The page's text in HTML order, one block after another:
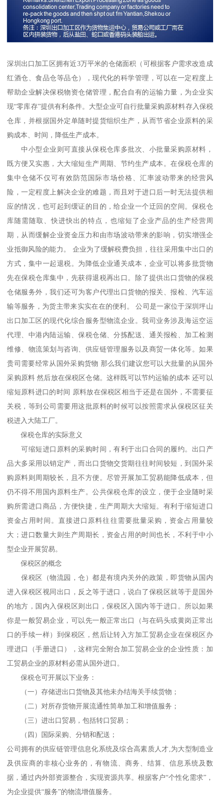
深圳出口加工区拥有近3万平米的仓储面积（可根据客户需求改造成
红酒仓、食品仓等品仓），现代化的科学管理，可以在一定程度上
帮助企业解决保税物资仓储管理，配合自有的运输力量，为企业实
现“零库存”提供有利条件。大型企业可自行批量采购原材料存入保税
仓库，并根据国外定单随时提货组织生产，从而节省企业原料的采
购成本、时间，降低生产成本。
中小型企业则可直接从保税仓库多批次、小批量采购原材料，
既方便又实惠，大大缩短生产周期、节约生产成本。在保税仓库的
集中仓储不仅可有效防范国际市场价格、汇率波动带来的经营风
险，一定程度上解决企业的难题，而且对于进口后一时无法提供相
应的情况，也可起到缓证的目的，给企业一个迂回的空间。保税仓
库随需随取、快进快出的特点，也缩短了企业产品的生产经营周
期，从而缓解企业资金压力和由市场波动带来的影响，切实增强企
业抵御风险的能力。 企业为了缓解税费负担，往往采用集中出口的
方式，集中一起退税。为降低企业通关成本，企业可以将多批货物
先在保税仓库集中，先获得退税再出口。除了提供出口货物的保税
仓储服务外，我们还可为客户代理出口货物的报关、报检、汽车运
输等服务，为货主带来实实在在的便利。 公司是一家位于深圳坪山
出口加工区的现代化综合服务型物流企业。我司业务涉及海运空运
代理、中港内陆运输、保税仓储、分拣配送、通关报检、加工检测
维修、物流策划与咨询、供应链管理服务以及商贸一体化等。如果
贵司需要经常从国外采购货物 那么我们建议您可以大批量的从国外
采购原料 然后放在保税区仓储。这样既可以节约运输的成本 还可以
缩短原料进口的时间 原料放在保税区相当于还是在国外，不需要征
关税，等到公司需要用这批原料的时候可以按照需求从保税区征关
税进入大陆工厂。
保税仓库的实际意义
可缩短进口原料的采购时间，有利于出口合同的履约。出口产
品大多采用以销定产，而出口货物交货期往往时间较短，到国外采
购原料则周期较长，且不方便。尽管开展加工贸易能降低成本，但
仍不得不用国内原料生产。公共保税仓库的设立，便于企业随时采
购所需进口商品，方便快捷，生产周期大大缩短。有利于缩短进口
资金占用时间。直接进口原料往往需要批量采购，资金占用量较
大；进口数量大则生产周期长，资金占用的时间也长，不利于中小
型企业开展贸易。
保税区的概念
保税区（物流园，仓）都是有境内关外的政策，即货物从国内
进入保税区视同出口，反之等于进口，说白了保税区就等于是国外
的地方，国内入保税区则出口，保税区入国内等于进口。所以如果
你是一般贸易企业，可以先一般正常出口（与在码头或黄岗正常出
口的手续一样）到保税区，然后让转入方加工贸易企业在保税区办
理进口（手册进口），这样完全附合加工贸易企业的企业性质：加
工贸易企业的原材料必需从国外进口。
保税仓可开展以下业务：
（一）存储进出口货物及其他未办结海关手续货物；
（二）对所存货物开展流通性简单加工和增值服务；
（三）进出口贸易，包括转口贸易；
（四）国际采购、分销和配送；
公司拥有的供应链管理信息化系统及综合高素质人才,为大型制造业
及供应商的非核心业务的，有物流、商务、结算、信息系统及数
据，通过内外部资源整合，实现资源共享。根据客户“个性化需求”，
为企业提供“服务”的物流增值服务。